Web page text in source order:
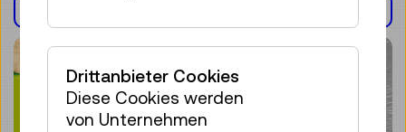
Drittanbieter Cookies
Diese Cookies werden
von Unternehmen